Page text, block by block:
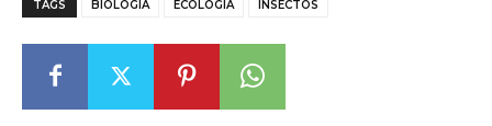
TAGS BIOLOGÍA ECOLOGÍA INSECTOS